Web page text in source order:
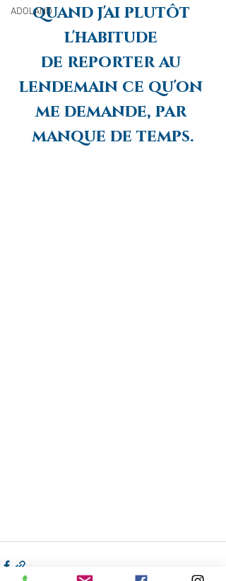
ADOLANDquand j'ai plutôt
l'habitude
de reporter au
lendemain ce qu'on
me demande, par
manque de temps.